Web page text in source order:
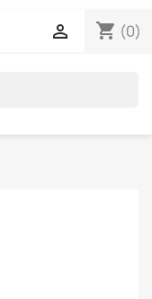
shopping_cart (0)
